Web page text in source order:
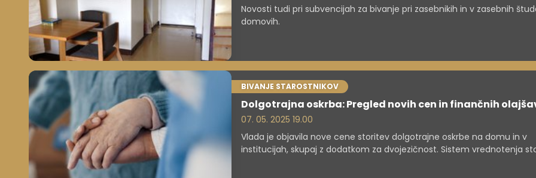
Novosti tudi pri subvencijah za bivanje pri zasebnikih in v zasebnih
domovih.
BIVANJE STAROSTNIKOV
Dolgotrajna oskrba: Pregled novih cen in finančnih
07. 05. 2025 19.00
Vlada je objavila nove cene storitev dolgotrajne oskrbe na domu in v
institucijah, skupaj z dodatkom za dvojezičnost. Sistem vrednotenja